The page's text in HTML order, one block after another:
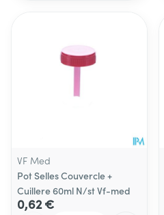
VF Med
Pot Selles Couvercle +
Cuillere 60ml N/st Vf-med
0,62 €